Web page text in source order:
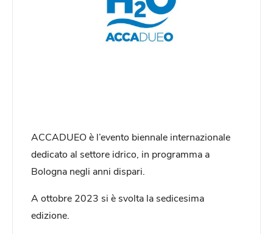
ACCADUEO è l’evento biennale internazionale
dedicato al settore idrico, in programma a
Bologna negli anni dispari.
A ottobre 2023 si è svolta la sedicesima
edizione.